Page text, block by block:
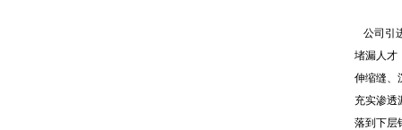
公司引
堵漏人才
伸缩缝、
充实渗透
落到下层